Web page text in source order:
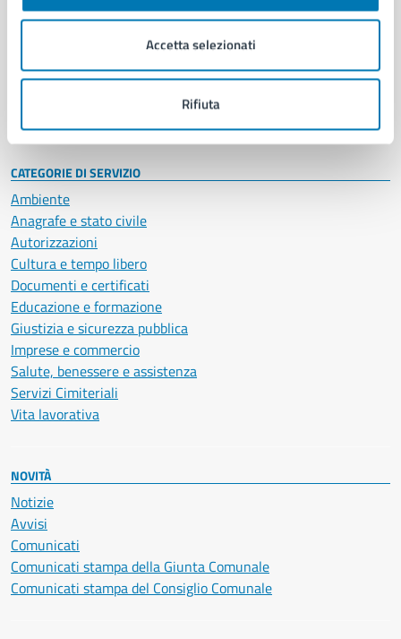
Accetta selezionati
Rifiuta
Enti e fondazioni
Personale amministrativo
Intranet, posta aziendale e protocollo
CATEGORIE DI SERVIZIO
Ambiente
Anagrafe e stato civile
Autorizzazioni
Cultura e tempo libero
Documenti e certificati
Educazione e formazione
Giustizia e sicurezza pubblica
Imprese e commercio
Salute, benessere e assistenza
Servizi Cimiteriali
Vita lavorativa
NOVITÀ
Notizie
Avvisi
Comunicati
Comunicati stampa della Giunta Comunale
Comunicati stampa del Consiglio Comunale